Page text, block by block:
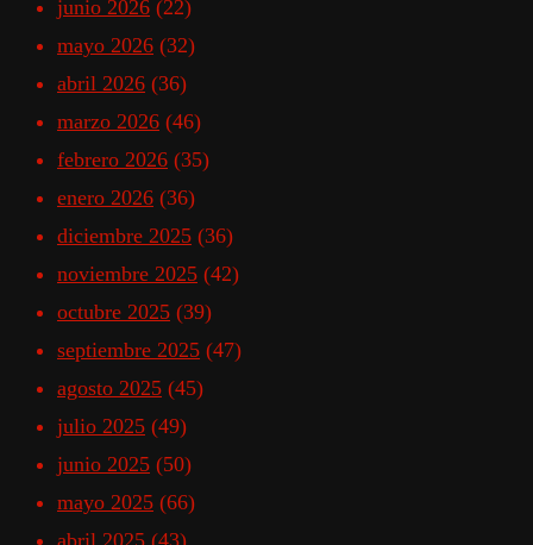
junio 2026 (22)
mayo 2026 (32)
abril 2026 (36)
marzo 2026 (46)
febrero 2026 (35)
enero 2026 (36)
diciembre 2025 (36)
noviembre 2025 (42)
octubre 2025 (39)
septiembre 2025 (47)
agosto 2025 (45)
julio 2025 (49)
junio 2025 (50)
mayo 2025 (66)
abril 2025 (43)